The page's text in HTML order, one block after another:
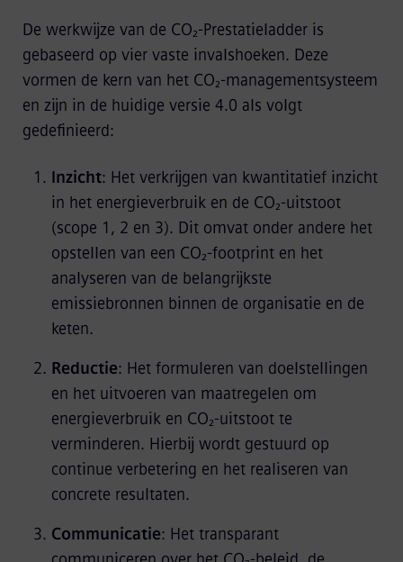
De werkwijze van de CO₂‑Prestatieladder is
gebaseerd op vier vaste invalshoeken. Deze
vormen de kern van het CO₂‑managementsysteem
en zijn in de huidige versie 4.0 als volgt
gedefinieerd:
Inzicht: Het verkrijgen van kwantitatief inzicht
in het energieverbruik en de CO₂‑uitstoot
(scope 1, 2 en 3). Dit omvat onder andere het
opstellen van een CO₂‑footprint en het
analyseren van de belangrijkste
emissiebronnen binnen de organisatie en de
keten.
Reductie: Het formuleren van doelstellingen
en het uitvoeren van maatregelen om
energieverbruik en CO₂‑uitstoot te
verminderen. Hierbij wordt gestuurd op
continue verbetering en het realiseren van
concrete resultaten.
Communicatie: Het transparant